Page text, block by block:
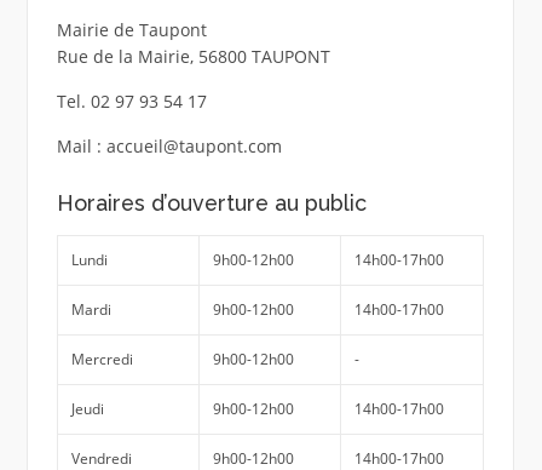
Mairie de Taupont
Rue de la Mairie, 56800 TAUPONT
Tel. 02 97 93 54 17
Mail : accueil@taupont.com
Horaires d’ouverture au public
Lundi 9h00-12h00 14h00-17h00
Mardi 9h00-12h00 14h00-17h00
Mercredi 9h00-12h00 -
Jeudi 9h00-12h00 14h00-17h00
Vendredi 9h00-12h00 14h00-17h00